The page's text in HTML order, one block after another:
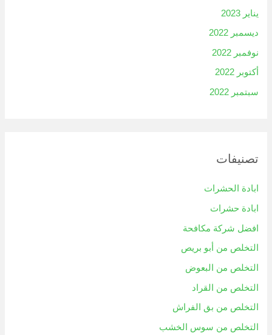
يناير 2023
ديسمبر 2022
نوفمبر 2022
أكتوبر 2022
سبتمبر 2022
تصنيفات
ابادة الحشرات
ابادة حشرات
افضل شركة مكافحة
التخلص من أبو بريص
التخلص من البعوض
التخلص من القراد
التخلص من بق الفراش
التخلص من سوس الخشب